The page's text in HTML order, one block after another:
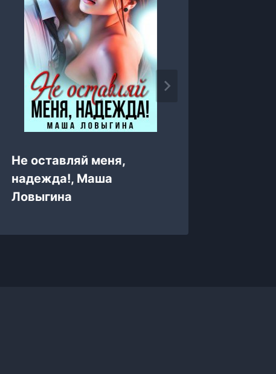
Не оставляй меня,
надежда!, Маша
Ловыгина